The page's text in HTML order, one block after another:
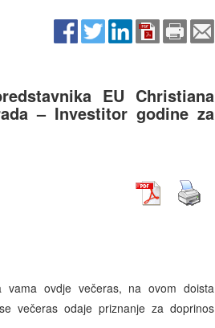
EU Christiana
– Investitor godine za
ovdje večeras, na ovom doista
večeras odaje priznanje za doprinos